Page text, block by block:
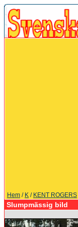
Hem / K / KENT ROGERS
Slumpmässig bild